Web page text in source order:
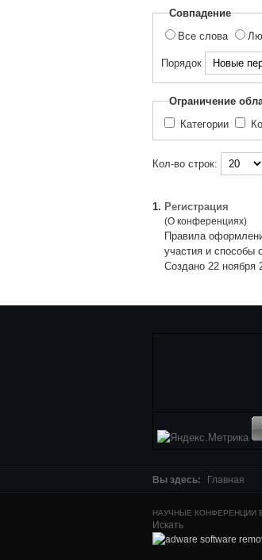
Совпадение
Все слова
Порядок
Ограничение
Категории
Кол-во строк:
1. Регистрация
(О конференциях)
Правила
участия и способы
Создано 22 ноября
Вы здесь: Главная
НАУЧНЫЕ КОНФЕРЕНЦИИ В
Искать